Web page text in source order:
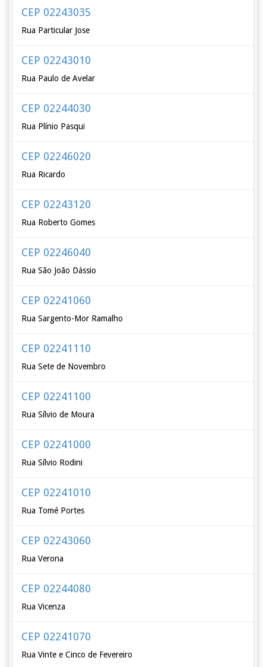
CEP 02243035
Rua Particular Jose
CEP 02243010
Rua Paulo de Avelar
CEP 02244030
Rua Plínio Pasqui
CEP 02246020
Rua Ricardo
CEP 02243120
Rua Roberto Gomes
CEP 02246040
Rua São João Dássio
CEP 02241060
Rua Sargento-Mor Ramalho
CEP 02241110
Rua Sete de Novembro
CEP 02241100
Rua Sílvio de Moura
CEP 02241000
Rua Sílvio Rodini
CEP 02241010
Rua Tomé Portes
CEP 02243060
Rua Verona
CEP 02244080
Rua Vicenza
CEP 02241070
Rua Vinte e Cinco de Fevereiro